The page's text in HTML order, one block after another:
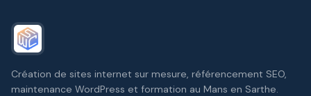
Création de sites internet sur mesure, référencement SEO,
maintenance WordPress et formation au Mans en Sarthe.